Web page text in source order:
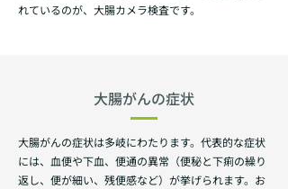
れているのが、大腸カメラ検査です。
大腸がんの症状
大腸がんの症状は多岐にわたります。代表的な症状
には、血便や下血、便通の異常（便秘と下痢の繰り
返し、便が細い、残便感など）が挙げられます。お